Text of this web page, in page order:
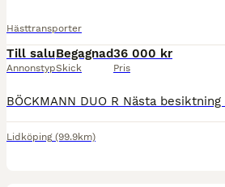
Hästtransporter
Till salu
Annonstyp
Begagnad
Skick
36 000 kr
Pris
Lidköping (99.9km)